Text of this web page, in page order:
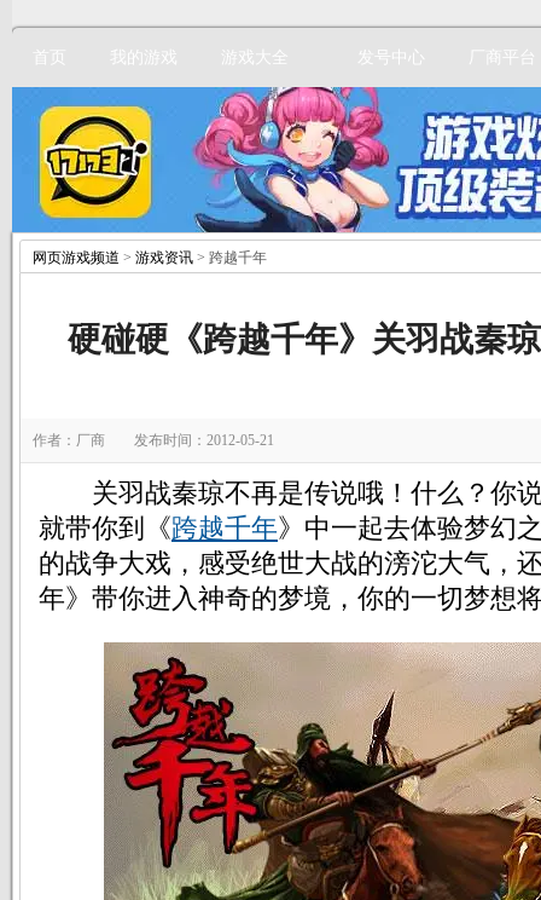
首页 我的游戏 游戏大全 发号中心 厂商平台
网页游戏频道 > 游戏资讯 > 跨越千年
硬碰硬《跨越千年》关羽战秦
作者：厂商 发布时间：2012-05-21
关羽战秦琼不再是传说哦！什么？你
就带你到《跨越千年》中一起去体验梦幻
的战争大戏，感受绝世大战的滂沱大气，
年》带你进入神奇的梦境，你的一切梦想
立即注册